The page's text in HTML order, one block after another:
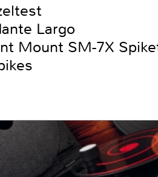
Largo
Mount SM-7X